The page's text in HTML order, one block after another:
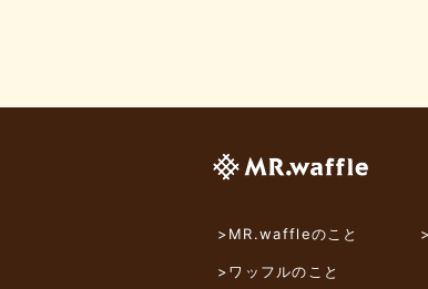
>MR.waffleのこと
>ワッフルのこと